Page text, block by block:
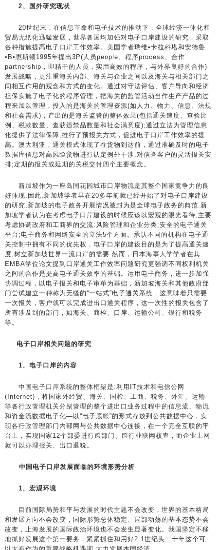
2、国外研究现状
20世纪末，在信息革命和电子技术的推动下，全球经济一体化和
贸易无纸化迅猛发展，世界各国均加强对电子口岸建设的研究，采取
各种措施提高电子口岸工作效率。美国学者瑞维•卡拉科塔和安德鲁
•B•惠斯顿1995年提出3P(人员people、程序process、合作
partnership，即精干的人员，实用高效的程序，与外界良好的合作)
发展战略，更注重海关内部、海关与企业之间以及海关与相关部门之
间相互作用的观念和方式的变化。通过对守法评估、客户导向和经济
担保实施了电子化的程序管理，把海关的监管活动当作生产产品的过
程来加以管理，投入的是海关的管理资源(如人力、物力、信息、法规
和社会需求)，产出的是海关监管的整体效果(包括通关速度、查验比
例、税款数量、查获违禁品数量和社会满意度);通过立法为管理信息
化提供了法律保障;推行了预报关方式，促进电子口岸工作效率的提
高。澳大利亚，通关模式体现了在货物到达前，通过准确及时的电子
数据库信息对高风险货物进行认定例外干涉.对信誉客户的灵活报关安
排;定期的报关或延期的关税交付四个主要概念。
新加坡作为一座岛国花园城市口岸物流是其整个国家竞争力的良
好体现.因此,新加坡学者早在20多年前就已经开始了对电子口岸建设
的研究,新加坡的电子政务开展情况被封为是全球电子政务的典范.新
加坡学者认为在考虑电子口岸建设的时候应该以宏观的眼光看待,主要
考虑协调政府和工商界的交流:风险管理和企业分类;安全的电子通关
平台;电子商务和网络安全的立法5个方面。承认不同的机构在电子通
关控制中拥有不同的优先权，电子口岸的建设目的是为了提高通关速
度,树立新加坡世界一流口岸的需要.然而，日本海事大学学者在其
EMBA学位论文提到口岸通关工作效率问题研究更强调不同权利机关
之间的合作是提高电子通关效率的基础。运用电子商务，进一步加强
协调过程，以电子报关和电子审单为基础，新加坡海关和其他政府部
门尝试建立一种称为无缝的“一站式”电子通关系统，这意味着只需要
一次报关，客户就可以完成进出口通关程序，这一次性的报关包含了
所有涉及到的部门，如海关、商检、口岸、运输公司、银行和税务
等。
电子口岸相关问题的研究
1、电子口岸的内容
中国电子口岸系统的整体框架是:利用IT技术和电信公网
(Internet)，将国家外经贸、海关、国检、工商、税务、外汇、运输
等各行政管理机关分别管理的整个进出口业务过程中的信息流、物流
和资金流数据电子化—以“电子底帐”的形式存放到公共数据中心，实
现各行政管理部门内部网与公共数据中心连接，在一个完全互联的平
台上，实现国家12个部委进行跨部门、跨行业联网核查，而企业上网
就可以办理报关、出口退税。
中国电子口岸发展面临的环境形势分析
1、宏观环境
目前国际局势和平与发展的时代主题不会改变，世界的基本格局
和发展方向不会改变，国际形势总体稳定、局部动荡的基本态势不会
改变，上海发展的国际政治环境也不会发生显著变化。我国坚定不移
地抓好发展这个第一要务，紧紧抓住和用好2 1世纪头二十年这个可